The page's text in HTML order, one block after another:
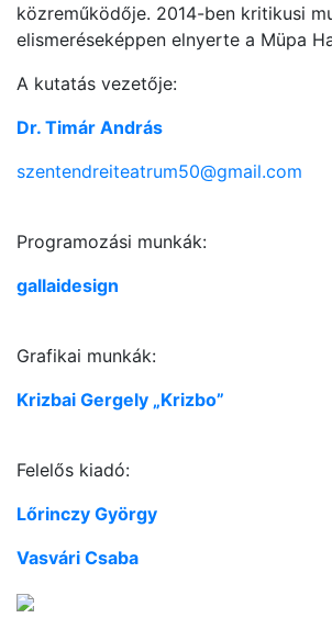
közreműködője. 2014-ben kritikusi
elismeréseképpen elnyerte a Müpa
A kutatás vezetője:
Dr. Timár András
szentendreiteatrum50@gmail.com
Programozási munkák:
gallaidesign
Grafikai munkák:
Krizbai Gergely „Krizbo”
Felelős kiadó:
Lőrinczy György
Vasvári Csaba